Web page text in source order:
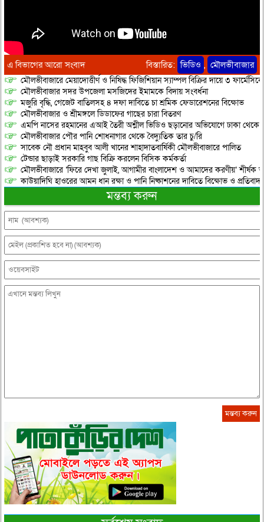
এ বিভাগের আরো সংবাদ বিস্তারিত: ভিডিও , মৌলভীবাজার
মৌলভীবাজারে মেয়াদোত্তীর্ণ ও নিষিদ্ধ ফিজিশিয়ান স্যাম্পল বিক্রির দায়ে ৩
মৌলভীবাজার সদর উপজেলা মসজিদের ইমামকে বিদায় সংবর্ধনা
মজুরি বৃদ্ধি, গেজেট বাতিলসহ ৪ দফা দাবিতে চা শ্রমিক ফেডারেশনের বিক্ষোভ
মৌলভীবাজার ও শ্রীমঙ্গলে ডিডাফের গাছের চারা বিতরণ
এমপি নাসের রহমানের এআই তৈরী অশ্লীল ভিডিও ছড়ানোর অভিযোগে ঢাকা থেকে
মৌলভীবাজার পৌর পানি শোধনাগার থেকে বৈদ্যুতিক তার চু/রি
সাবেক নৌ প্রধান মাহবুব আলী খানের শাহাদাতবার্ষিকী মৌলভীবাজারে পালিত
টেন্ডার ছাড়াই সরকারি গাছ বিক্রি করলেন বিসিক কর্মকর্তা
মৌলভীবাজারে ‘ফিরে দেখা জুলাই, আগামীর বাংলাদেশ ও আমাদের করণীয়’ শীর্ষক
কাউয়াদিঘি হাওরের আমন ধান রক্ষা ও পানি নিষ্কাশনের দাবিতে বিক্ষোভ ও
মন্তব্য করুন